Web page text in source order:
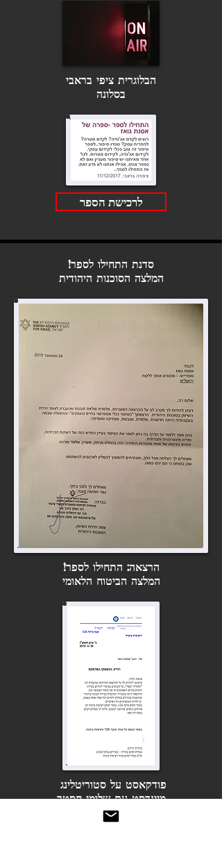
הבלוגרית ציפי בראבי
בסלונה
לרכישת הספר
סדנת התחילו לספר!
המלצה הסוכנות היהודית
הרצאה: התחילו לספר!
המלצה הביטוח הלאומי
פודקאסט על סטוריטלינג
מיינדסט עם שלומי חסטר